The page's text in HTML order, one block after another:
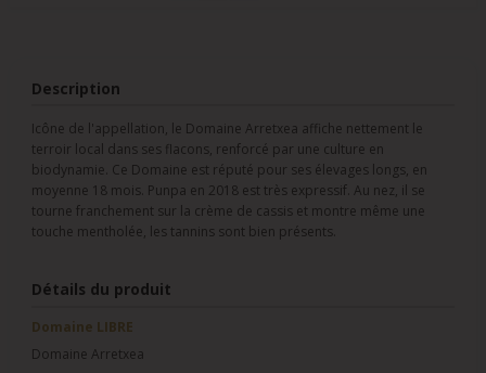
Description
Icône de l'appellation, le Domaine Arretxea affiche nettement le
terroir local dans ses flacons, renforcé par une culture en
biodynamie. Ce Domaine est réputé pour ses élevages longs, en
moyenne 18 mois. Punpa en 2018 est très expressif. Au nez, il se
tourne franchement sur la crème de cassis et montre même une
touche mentholée, les tannins sont bien présents.
Détails du produit
Domaine LIBRE
Domaine Arretxea